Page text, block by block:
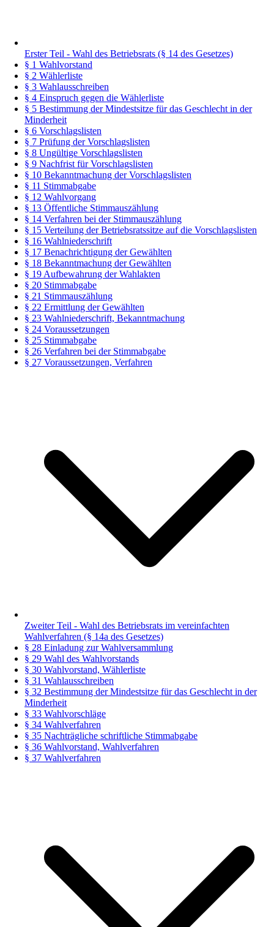
Erster Teil - Wahl des Betriebsrats (§ 14 des Gesetzes)
§ 1 Wahlvorstand
§ 2 Wählerliste
§ 3 Wahlausschreiben
§ 4 Einspruch gegen die Wählerliste
§ 5 Bestimmung der Mindestsitze für das Geschlecht in der
Minderheit
§ 6 Vorschlagslisten
§ 7 Prüfung der Vorschlagslisten
§ 8 Ungültige Vorschlagslisten
§ 9 Nachfrist für Vorschlagslisten
§ 10 Bekanntmachung der Vorschlagslisten
§ 11 Stimmabgabe
§ 12 Wahlvorgang
§ 13 Öffentliche Stimmauszählung
§ 14 Verfahren bei der Stimmauszählung
§ 15 Verteilung der Betriebsratssitze auf die Vorschlagslisten
§ 16 Wahlniederschrift
§ 17 Benachrichtigung der Gewählten
§ 18 Bekanntmachung der Gewählten
§ 19 Aufbewahrung der Wahlakten
§ 20 Stimmabgabe
§ 21 Stimmauszählung
§ 22 Ermittlung der Gewählten
§ 23 Wahlniederschrift, Bekanntmachung
§ 24 Voraussetzungen
§ 25 Stimmabgabe
§ 26 Verfahren bei der Stimmabgabe
§ 27 Voraussetzungen, Verfahren
Zweiter Teil - Wahl des Betriebsrats im vereinfachten
Wahlverfahren (§ 14a des Gesetzes)
§ 28 Einladung zur Wahlversammlung
§ 29 Wahl des Wahlvorstands
§ 30 Wahlvorstand, Wählerliste
§ 31 Wahlausschreiben
§ 32 Bestimmung der Mindestsitze für das Geschlecht in der
Minderheit
§ 33 Wahlvorschläge
§ 34 Wahlverfahren
§ 35 Nachträgliche schriftliche Stimmabgabe
§ 36 Wahlvorstand, Wahlverfahren
§ 37 Wahlverfahren